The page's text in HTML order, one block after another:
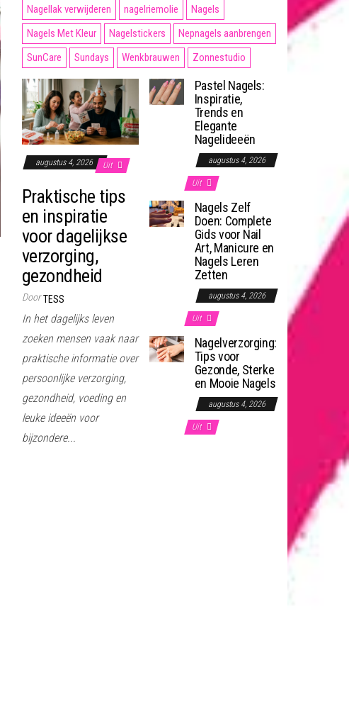
Nagellak verwijderen
nagelriemolie
Nagels
Nagels Met Kleur
Nagelstickers
Nepnagels aanbrengen
SunCare
Sundays Wenkbrauwen Zonnestudio
augustus 4, 2026 Uit
Praktische tips
en inspiratie
voor dagelijkse
verzorging,
gezondheid
Door TESS
In het dagelijks leven
zoeken mensen vaak naar
praktische informatie over
persoonlijke verzorging,
gezondheid, voeding en
leuke ideeën voor
bijzondere...
Pastel Nagels:
Inspiratie,
Trends en
Elegante
Nagelideeën
augustus 4, 2026
Uit
Nagels Zelf
Doen: Complete
Gids voor Nail
Art, Manicure en
Nagels Leren
Zetten
augustus 4, 2026
Uit
Nagelverzorging:
Tips voor
Gezonde, Sterke
en Mooie Nagels
augustus 4, 2026
Uit